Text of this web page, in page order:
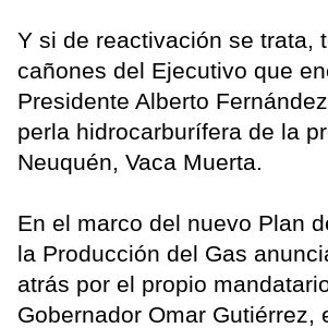
Y si de reactivación se trata,
cañones del Ejecutivo que
Presidente Alberto
perla hidrocarburífera de la
Neuquén, Vaca Muerta.
En el marco del nuevo Plan
la Producción del Gas
atrás por el propio
Gobernador Omar Gutiérrez,